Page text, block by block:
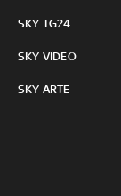
SKY TG24
SKY VIDEO
SKY ARTE